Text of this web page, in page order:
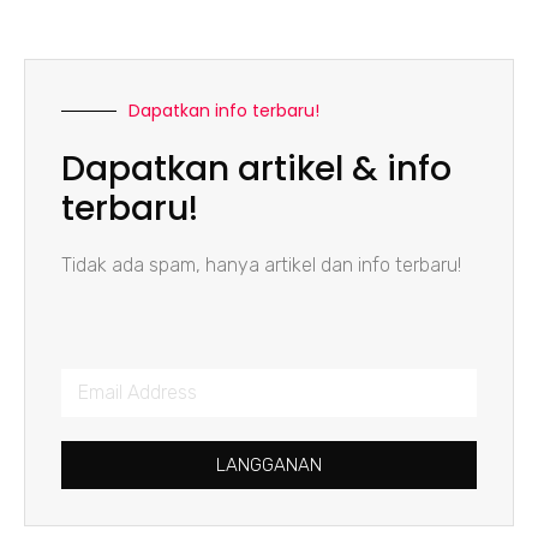
Dapatkan info terbaru!
Dapatkan artikel & info
terbaru!
Tidak ada spam, hanya artikel dan info terbaru!
LANGGANAN